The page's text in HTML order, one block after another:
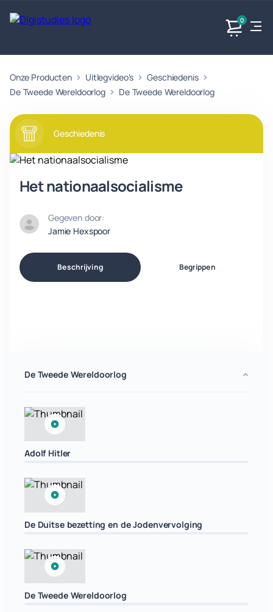
0
Exacte
vakken
Geen
vakken.
Taalvakken
vakken.
Maatschappijvakken Producten
Onze Producten Uitlegvideo's
Geschiedenis
De Tweede Wereldoorlog
De Tweede Wereldoorlog
Geschiedenis
Het nationaalsocialisme
Gegeven door:
Jamie Hexspoor
Beschrijving Begrippen
De Tweede Wereldoorlog
Adolf Hitler
De Duitse bezetting en de Jodenvervolging
De Tweede Wereldoorlog